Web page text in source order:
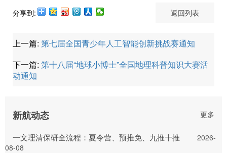
分享到: 返回列表
上一篇: 第七届全国青少年人工智能创新挑战赛通知
下一篇: 第十八届“地球小博士”全国地理科普知识大赛活
动通知
新航动态 更多
一文理清保研全流程：夏令营、预推免、九推十推
2026-
08-08